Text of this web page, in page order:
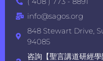
info@sagos.org
848 Stewart Drive,
94085
咨詢【聖言講道研經